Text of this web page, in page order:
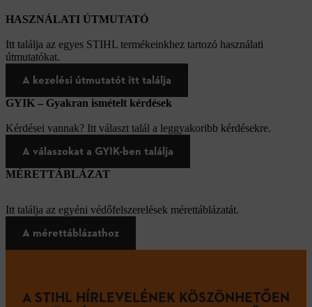
HASZNÁLATI ÚTMUTATÓ
Itt találja az egyes STIHL termékeinkhez tartozó használati
útmutatókat.
A kezelési útmutatót itt találja
GYIK – Gyakran ismételt kérdések
Kérdései vannak? Itt választ talál a leggyakoribb kérdésekre.
A válaszokat a GYIK-ben találja
MÉRETTÁBLÁZAT
Itt találja az egyéni védőfelszerelések mérettáblázatát.
A mérettáblázathoz
A STIHL HÍRLEVELÉNEK KÖSZÖNHETŐEN